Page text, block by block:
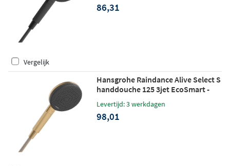
86,31
Vergelijk
Hansgrohe Raindance Alive Select S
handdouche 125 3jet EcoSmart -
brushed bronze
Levertijd: 3 werkdagen
98,01